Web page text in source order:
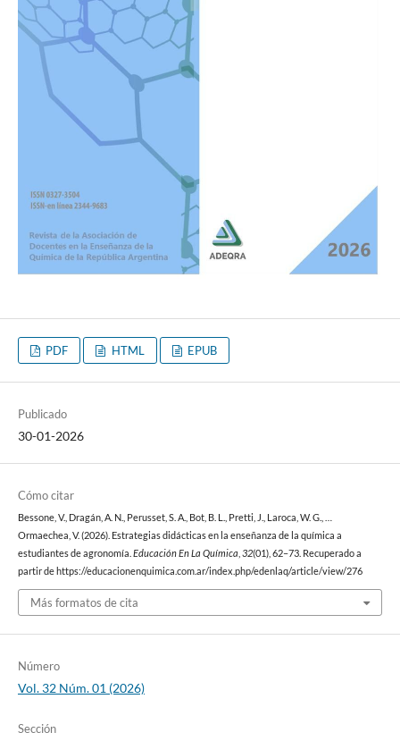
PDF HTML EPUB
Publicado
30-01-2026
Cómo citar
Bessone, V., Dragán, A. N., Perusset, S. A., Bot, B. L., Pretti, J., Laroca, W. G., …
Ormaechea, V. (2026). Estrategias didácticas en la enseñanza de la química a
estudiantes de agronomía. Educación En La Química 32(01), 62–73. Recuperado a
partir de https://educacionenquimica.com.ar/index.php/edenlaq/article/view/276
Más formatos de cita
Número
Vol. 32 Núm. 01 (2026)
Sección